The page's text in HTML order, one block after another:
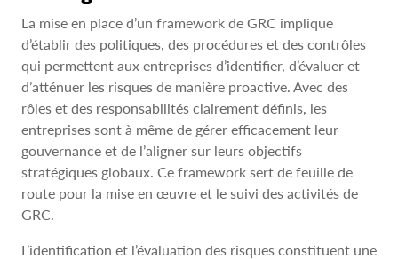
La mise en place d’un framework de GRC implique
d’établir des politiques, des procédures et des contrôles
qui permettent aux entreprises d’identifier, d’évaluer et
d’atténuer les risques de manière proactive. Avec des
rôles et des responsabilités clairement définis, les
entreprises sont à même de gérer efficacement leur
gouvernance et de l’aligner sur leurs objectifs
stratégiques globaux. Ce framework sert de feuille de
route pour la mise en œuvre et le suivi des activités de
GRC.
L’identification et l’évaluation des risques constituent une